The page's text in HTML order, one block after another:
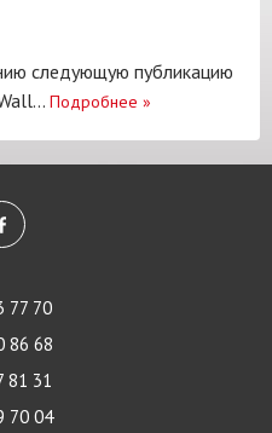
следующую публикацию
Подробнее »
77 70
86 68
81 31
70 04